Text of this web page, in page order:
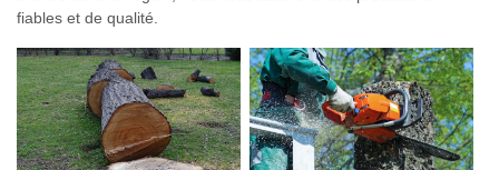
fiables et de qualité.